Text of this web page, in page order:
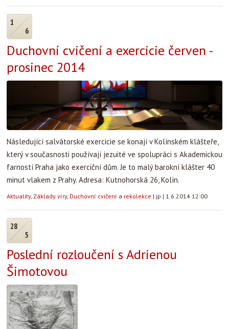
1
6
Duchovní cvičení a exercicie červen -
prosinec 2014
Následující salvátorské exercicie se konají v Kolínském klášteře,
který v současnosti používají jezuité ve spolupráci s Akademickou
farností Praha jako exerciční dům. Je to malý barokní klášter 40
minut vlakem z Prahy. Adresa: Kutnohorská 26, Kolín.
Aktuality, Základy víry, Duchovní cvičení a rekolekce | jp | 1.6.2014 12:00
28
5
Poslední rozloučení s Adrienou
Šimotovou